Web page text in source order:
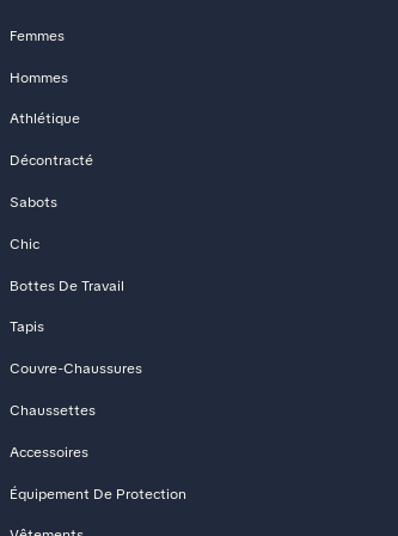
Femmes
Hommes
Athlétique
Décontracté
Sabots
Chic
Bottes De Travail
Tapis
Couvre-Chaussures
Chaussettes
Accessoires
Équipement De Protection